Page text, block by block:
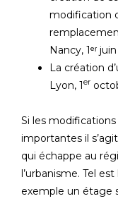
modification
Nancy, 1ᵉʳ
La création
Lyon, 1er
Si les
importantes il
qui échappe au
l’urbanisme. Tel
exemple un étage